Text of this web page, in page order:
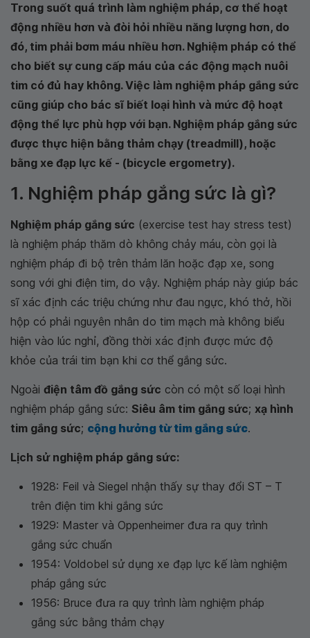
Trong suốt quá trình làm nghiệm pháp, cơ thể hoạt
động nhiều hơn và đòi hỏi nhiều năng lượng hơn, do
đó, tim phải bơm máu nhiều hơn. Nghiệm pháp có thể
cho biết sự cung cấp máu của các động mạch nuôi
tim có đủ hay không. Việc làm nghiệm pháp gắng sức
cũng giúp cho bác sĩ biết loại hình và mức độ hoạt
động thể lực phù hợp với bạn. Nghiệm pháp gắng sức
được thực hiện bằng thảm chạy (treadmill), hoặc
bằng xe đạp lực kế - (bicycle ergometry).
1. Nghiệm pháp gắng sức là gì?
Nghiệm pháp gắng sức (exercise test hay stress test)
là nghiệm pháp thăm dò không chảy máu, còn gọi là
nghiệm pháp đi bộ trên thảm lăn hoặc đạp xe, song
song với ghi điện tim, do vậy. Nghiệm pháp này giúp bác
sĩ xác định các triệu chứng như đau ngực, khó thở, hồi
hộp có phải nguyên nhân do tim mạch mà không biểu
hiện vào lúc nghỉ, đồng thời xác định được mức độ
khỏe của trái tim bạn khi cơ thể gắng sức.
Ngoài điện tâm đồ gắng sức còn có một số loại hình
nghiệm pháp gắng sức: Siêu âm tim gắng sức; xạ hình
tim gắng sức; cộng hưởng từ tim gắng sức.
Lịch sử nghiệm pháp gắng sức:
1928: Feil và Siegel nhận thấy sự thay đổi ST – T
trên điện tim khi gắng sức
1929: Master và Oppenheimer đưa ra quy trình
gắng sức chuẩn
1954: Voldobel sử dụng xe đạp lực kế làm nghiệm
pháp gắng sức
1956: Bruce đưa ra quy trình làm nghiệm pháp
gắng sức bằng thảm chạy